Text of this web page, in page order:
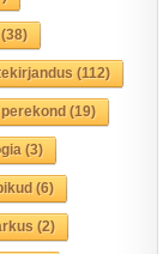
(38)
(112)
perekond(19)
(3)
(6)
(2)